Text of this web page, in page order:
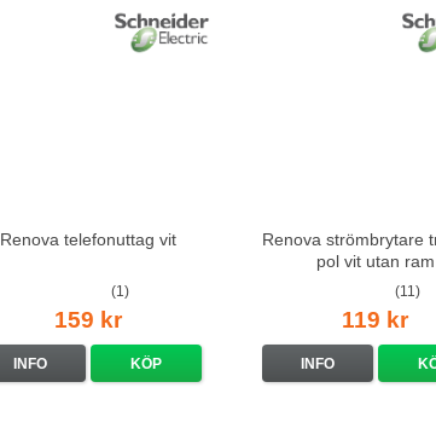
Renova telefonuttag vit
(1)
159 kr
INFO KÖP
Renova strömbrytare
pol vit utan ram
(11)
119 kr
INFO